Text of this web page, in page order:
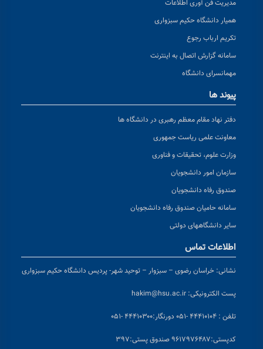
مدیریت فن آوری اطلاعات
همیار دانشگاه حکیم سبزواری
تکریم ارباب رجوع
سامانه گزارش اتصال به اینترنت
مهمانسرای دانشگاه
پیوند ها
دفتر نهاد مقام معظم رهبری در دانشگاه ها
معاونت علمی ریاست جمهوری
وزارت علوم، تحقیقات و فناوری
سازمان امور دانشجویان
صندوق رفاه دانشجویان
سامانه حامیان صندوق رفاه دانشجویان
سایر دانشگاههای دولتی
اطلاعات تماس
نشانی: خراسان رضوی – سبزوار – توحید شهر- پردیس دانشگاه حکیم سبزواری
پست الکترونیکی: hakim@hsu.ac.ir
تلفن : ۴۴۴۱۰۱۰۴ -۰۵۱ دورنگار:۴۴۴۱۰۳۰۰ -۰۵۱
کدپستی:۹۶۱۷۹۷۶۴۸۷ صندوق پستی:۳۹۷